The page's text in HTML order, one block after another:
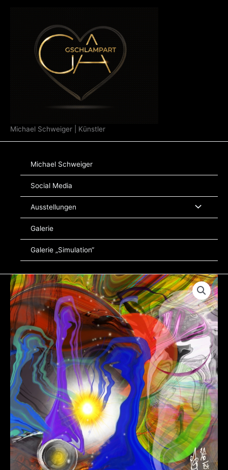
Michael Schweiger | Künstler
Michael Schweiger
Social Media
Ausstellungen
Galerie
Galerie „Simulation“
Strangedance
80x80cm
Menge